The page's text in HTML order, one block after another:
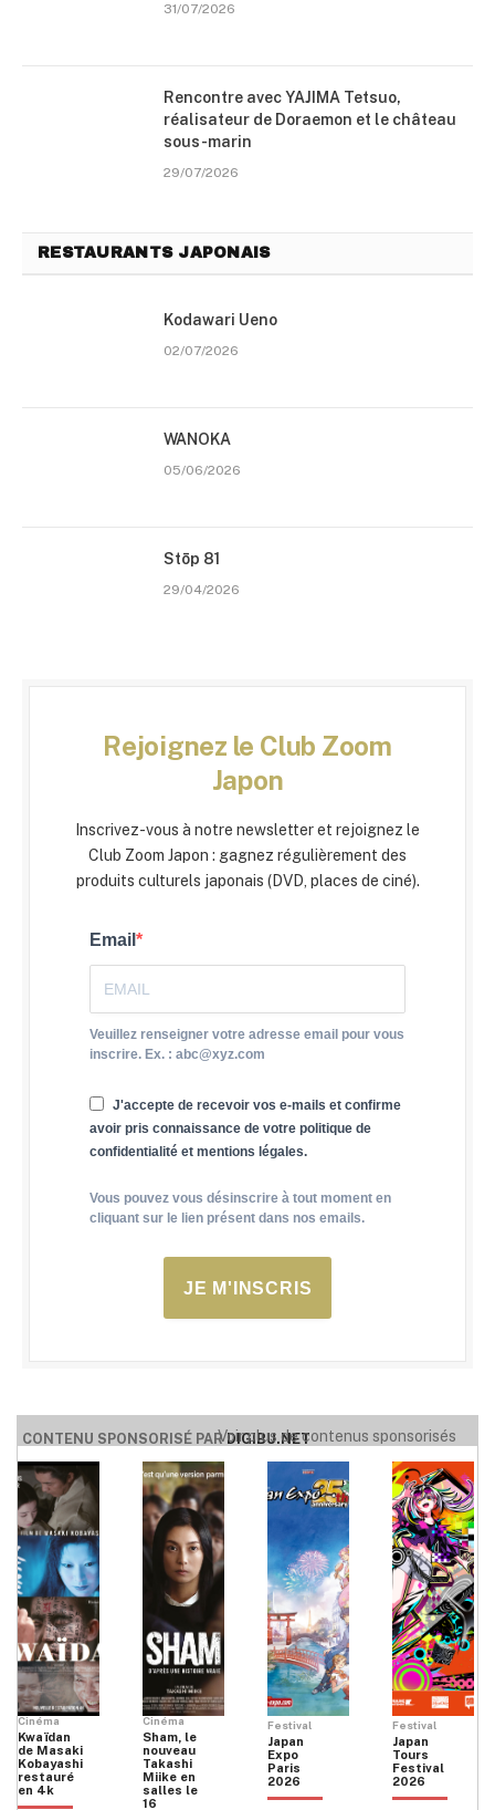
31/07/2026
Rencontre avec YAJIMA Tetsuo,
réalisateur de Doraemon et le château
sous-marin
29/07/2026
RESTAURANTS JAPONAIS
Kodawari Ueno
02/07/2026
WANOKA
05/06/2026
Stōp 81
29/04/2026
Rejoignez le Club Zoom
Japon
Inscrivez-vous à notre newsletter et rejoignez le
Club Zoom Japon : gagnez régulièrement des
produits culturels japonais (DVD, places de ciné).
Email
Veuillez renseigner votre adresse email pour vous
inscrire. Ex. : abc@xyz.com
J'accepte de recevoir vos e-mails et confirme
avoir pris connaissance de votre politique de
confidentialité et mentions légales.
Vous pouvez vous désinscrire à tout moment en
cliquant sur le lien présent dans nos emails.
JE M'INSCRIS
CONTENU SPONSORISÉ PARDIGIBU.NET
Voir plus de contenus sponsorisés
Cinéma
Kwaïdan
de Masaki
Kobayashi
restauré
en 4k
Cinéma
Sham, le
nouveau
Takashi
Miike en
salles le
16
Festival
Japan
Expo
Paris
2026
Festival
Japan
Tours
Festival
2026